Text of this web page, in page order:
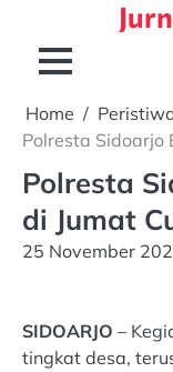
content
Home
Polresta Sidoarjo
Polresta
di Jumat
25 November
SIDOARJO –
tingkat desa,